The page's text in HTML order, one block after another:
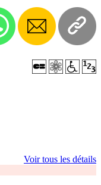
Voir tous les détails